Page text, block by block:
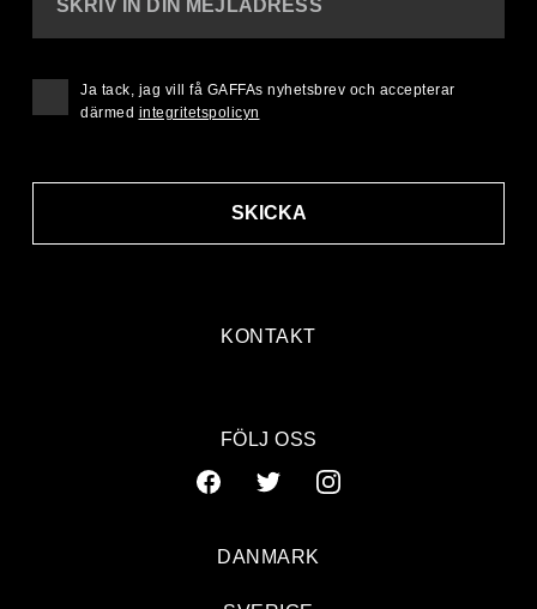
KONTAKT
SKRIV IN DIN MEJLADRESS
SKICKA
Ja tack, jag vill få GAFFAs nyhetsbrev och accepterar
därmed integritetspolicyn
FÖLJ OSS
DANMARK